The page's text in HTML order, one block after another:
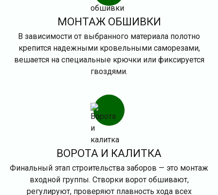
МОНТАЖ ОБШИВКИ
В зависимости от выбранного материала полотно
крепится надежными кровельными саморезами,
вешается на специальные крючки или фиксируется
гвоздями.
ВОРОТА И КАЛИТКА
Финальный этап строительства заборов — это монтаж
входной группы. Створки ворот обшивают,
регулируют, проверяют плавность хода всех